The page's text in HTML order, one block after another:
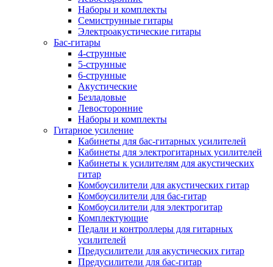
Наборы и комплекты
Семиструнные гитары
Электроакустические гитары
Бас-гитары
4-струнные
5-струнные
6-струнные
Акустические
Безладовые
Левосторонние
Наборы и комплекты
Гитарное усиление
Кабинеты для бас-гитарных усилителей
Кабинеты для электрогитарных усилителей
Кабинеты к усилителям для акустических
гитар
Комбоусилители для акустических гитар
Комбоусилители для бас-гитар
Комбоусилители для электрогитар
Комплектующие
Педали и контроллеры для гитарных
усилителей
Предусилители для акустических гитар
Предусилители для бас-гитар